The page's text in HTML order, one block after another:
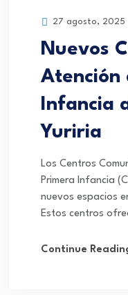
27 agosto, 2025
Nuevos
Atención
Infancia
Yuriria
Los Centros
Primera Infancia
nuevos espacios
Estos centros
Continue